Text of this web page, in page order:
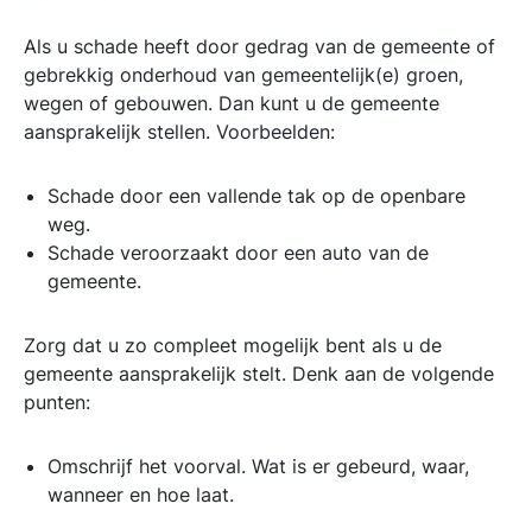
Als u schade heeft door gedrag van de gemeente of
gebrekkig onderhoud van gemeentelijk(e) groen,
wegen of gebouwen. Dan kunt u de gemeente
aansprakelijk stellen. Voorbeelden:
Schade door een vallende tak op de openbare
weg.
Schade veroorzaakt door een auto van de
gemeente.
Zorg dat u zo compleet mogelijk bent als u de
gemeente aansprakelijk stelt. Denk aan de volgende
punten:
Omschrijf het voorval. Wat is er gebeurd, waar,
wanneer en hoe laat.